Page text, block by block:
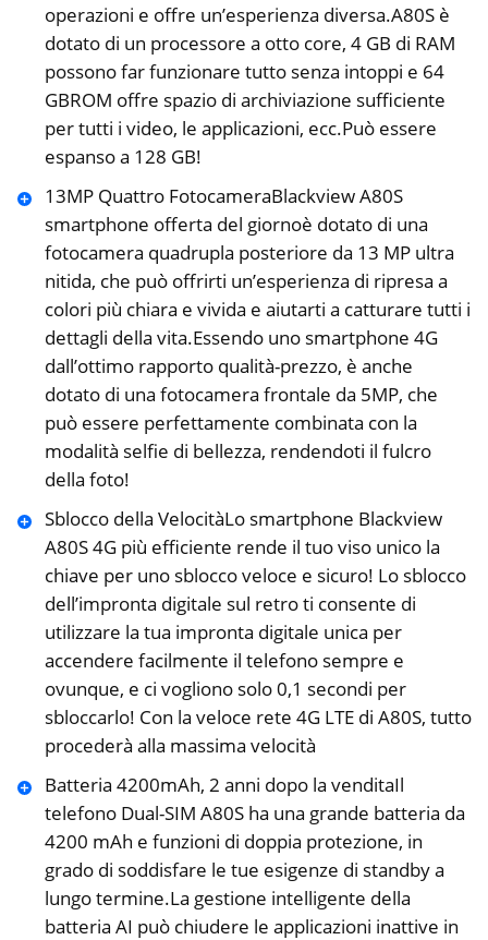
operazioni e offre un’esperienza diversa.A80S è
dotato di un processore a otto core, 4 GB di RAM
possono far funzionare tutto senza intoppi e 64
GBROM offre spazio di archiviazione sufficiente
per tutti i video, le applicazioni, ecc.Può essere
espanso a 128 GB!
13MP Quattro FotocameraBlackview A80S
smartphone offerta del giornoè dotato di una
fotocamera quadrupla posteriore da 13 MP ultra
nitida, che può offrirti un’esperienza di ripresa a
colori più chiara e vivida e aiutarti a catturare tutti i
dettagli della vita.Essendo uno smartphone 4G
dall’ottimo rapporto qualità-prezzo, è anche
dotato di una fotocamera frontale da 5MP, che
può essere perfettamente combinata con la
modalità selfie di bellezza, rendendoti il ​​fulcro
della foto!
Sblocco della VelocitàLo smartphone Blackview
A80S 4G più efficiente rende il tuo viso unico la
chiave per uno sblocco veloce e sicuro! Lo sblocco
dell’impronta digitale sul retro ti consente di
utilizzare la tua impronta digitale unica per
accendere facilmente il telefono sempre e
ovunque, e ci vogliono solo 0,1 secondi per
sbloccarlo! Con la veloce rete 4G LTE di A80S, tutto
procederà alla massima velocità
Batteria 4200mAh, 2 anni dopo la venditaIl
telefono Dual-SIM A80S ha una grande batteria da
4200 mAh e funzioni di doppia protezione, in
grado di soddisfare le tue esigenze di standby a
lungo termine.La gestione intelligente della
batteria AI può chiudere le applicazioni inattive in